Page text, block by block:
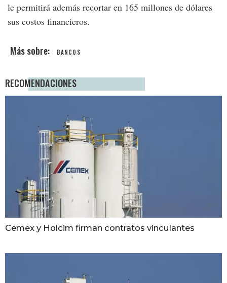
le permitirá además recortar en 165 millones de dólares
sus costos financieros.
BANCOS
RECOMENDACIONES
Cemex y Holcim firman contratos vinculantes